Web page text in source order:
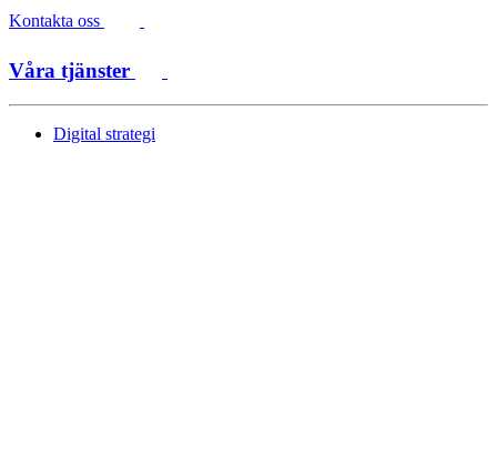
Kontakta oss
Våra tjänster
Digital strategi